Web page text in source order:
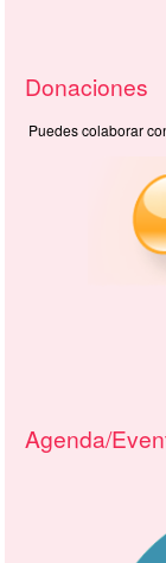
Donaciones
Puedes colaborar
Agenda/